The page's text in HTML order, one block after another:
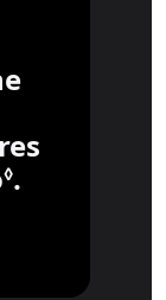
◊Mention
.